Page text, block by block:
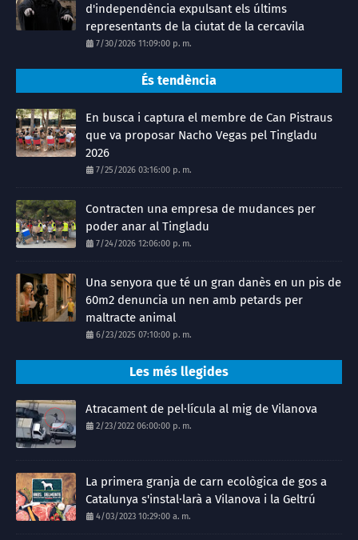
d'independència expulsant els últims
representants de la ciutat de la cercavila
7/30/2026 11:09:00 p. m.
És tendència
En busca i captura el membre de Can Pistraus
que va proposar Nacho Vegas pel Tingladu
2026
7/25/2026 03:16:00 p. m.
Contracten una empresa de mudances per
poder anar al Tingladu
7/24/2026 12:06:00 p. m.
Una senyora que té un gran danès en un pis de
60m2 denuncia un nen amb petards per
maltracte animal
6/23/2025 07:10:00 p. m.
Les més llegides
Atracament de pel·lícula al mig de Vilanova
2/23/2022 06:00:00 p. m.
La primera granja de carn ecològica de gos a
Catalunya s'instal·larà a Vilanova i la Geltrú
4/03/2023 10:29:00 a. m.